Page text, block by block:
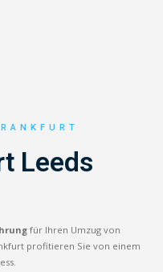
Leeds
für Ihren Umzug von
profitieren Sie von einem